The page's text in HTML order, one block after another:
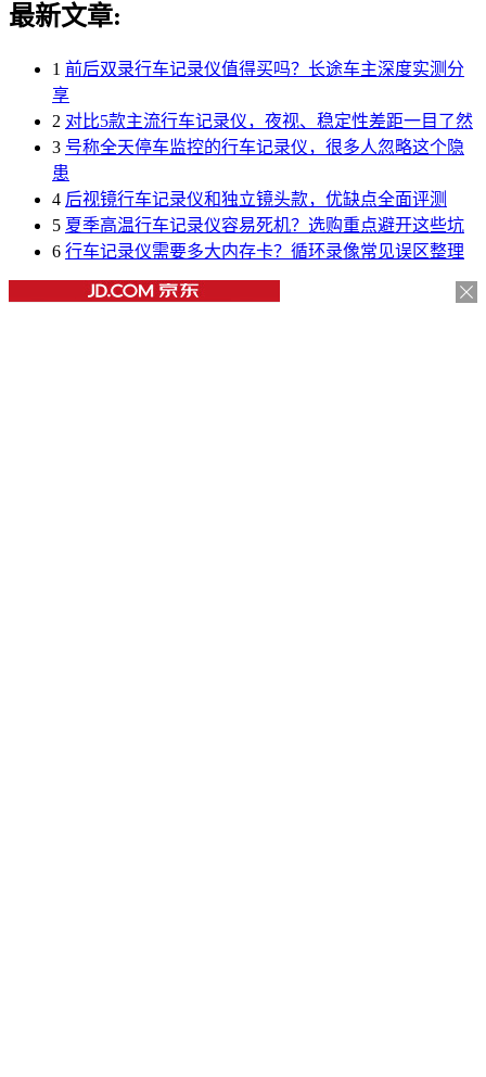
最新文章:
1 前后双录行车记录仪值得买吗？长途车主深度实测分
享
2 对比5款主流行车记录仪，夜视、稳定性差距一目了然
3 号称全天停车监控的行车记录仪，很多人忽略这个隐
患
4 后视镜行车记录仪和独立镜头款，优缺点全面评测
5 夏季高温行车记录仪容易死机？选购重点避开这些坑
6 行车记录仪需要多大内存卡？循环录像常见误区整理